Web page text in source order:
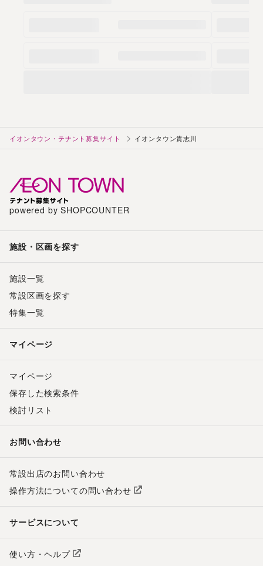
イオンタウン・テナント募集サイト イオンタウン貴志川
powered by SHOPCOUNTER
施設・区画を探す
施設一覧
常設区画を探す
特集一覧
マイページ
マイページ
保存した検索条件
検討リスト
お問い合わせ
常設出店のお問い合わせ
操作方法についての問い合わせ
サービスについて
使い方・ヘルプ